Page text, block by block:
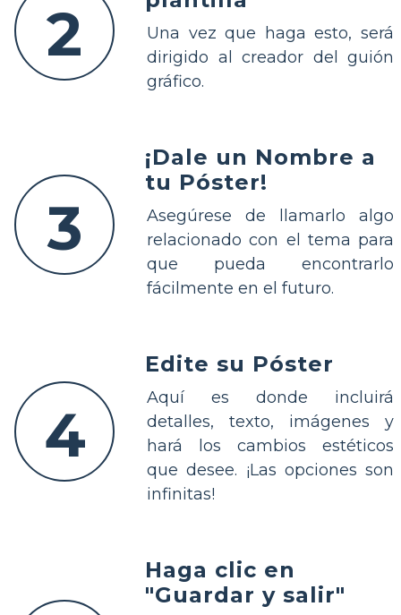
2
Una vez que haga esto, será
dirigido al creador del guión
gráfico.
3
¡Dale un Nombre a
tu Póster!
Asegúrese de llamarlo algo
relacionado con el tema para
que pueda encontrarlo
fácilmente en el futuro.
4
Edite su Póster
Aquí es donde incluirá
detalles, texto, imágenes y
hará los cambios estéticos
que desee. ¡Las opciones son
infinitas!
Haga clic en
"Guardar y salir"